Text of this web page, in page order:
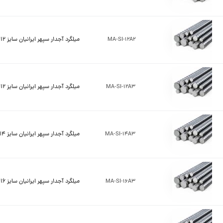
MA-SI-12A2 میلگرد آجدار سپهر ایرانیان سایز 12 A2
MA-SI-12A3 میلگرد آجدار سپهر ایرانیان سایز 12 A3
MA-SI-14A3 میلگرد آجدار سپهر ایرانیان سایز 14 A3
MA-SI-16A3 میلگرد آجدار سپهر ایرانیان سایز 16 A3